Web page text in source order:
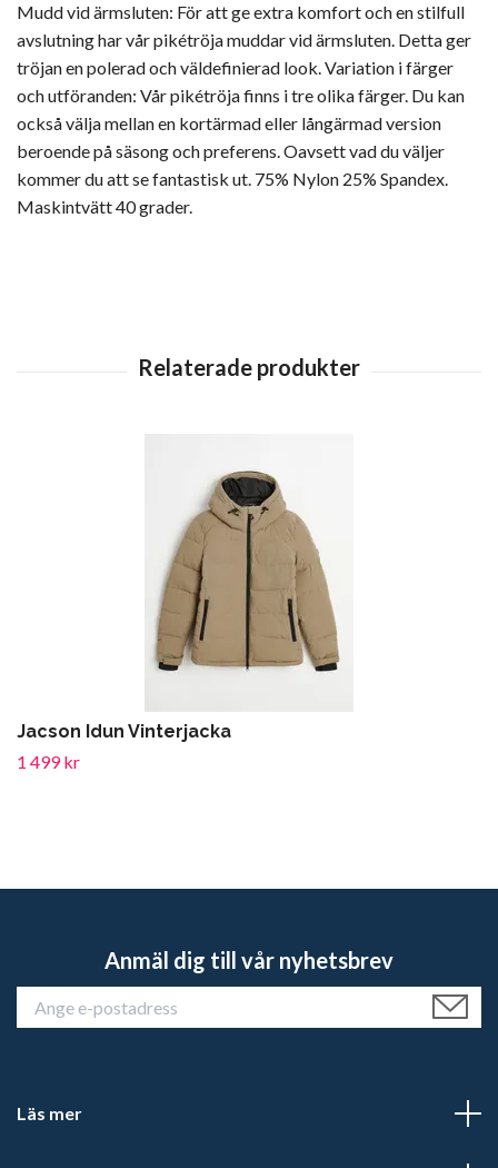
Mudd vid ärmsluten: För att ge extra komfort och en stilfull
avslutning har vår pikétröja muddar vid ärmsluten. Detta ger
tröjan en polerad och väldefinierad look. Variation i färger
och utföranden: Vår pikétröja finns i tre olika färger. Du kan
också välja mellan en kortärmad eller långärmad version
beroende på säsong och preferens. Oavsett vad du väljer
kommer du att se fantastisk ut. 75% Nylon 25% Spandex.
Maskintvätt 40 grader.
Jacson Idun Vinterjacka
1 499 kr
Anmäl dig till vår nyhetsbrev
Läs mer